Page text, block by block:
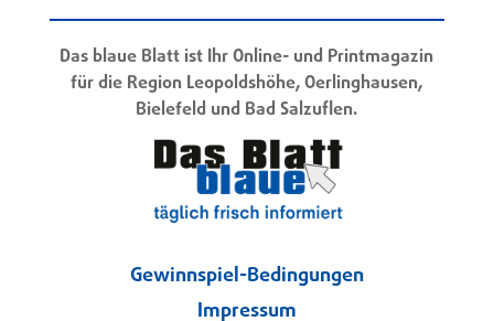
Das blaue Blatt ist Ihr Online- und Printmagazin
für die Region Leopoldshöhe, Oerlinghausen,
Bielefeld und Bad Salzuflen.
Gewinnspiel-Bedingungen
Impressum